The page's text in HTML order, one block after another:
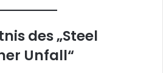
des „Steel
Unfall“